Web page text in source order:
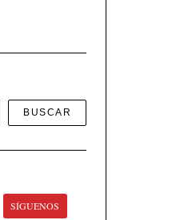
BUSCAR
SÍGUENOS